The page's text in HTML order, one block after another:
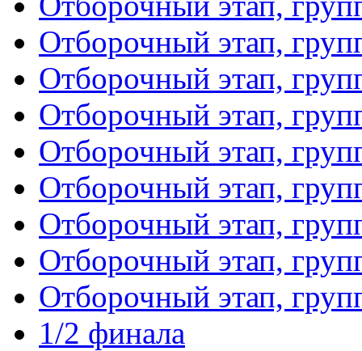
Отборочный этап,
Отборочный этап,
Отборочный этап,
Отборочный этап,
Отборочный этап,
Отборочный этап,
Отборочный этап,
Отборочный этап,
1/2 финала